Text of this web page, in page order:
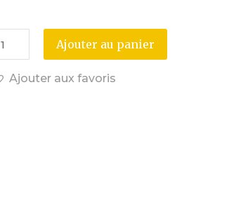
Ajouter au panier
Ajouter aux favoris